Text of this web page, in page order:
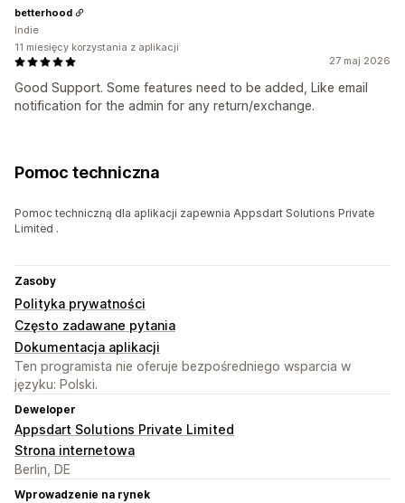
27 maj 2026
Good Support. Some features need to be added, Like email
notification for the admin for any return/exchange.
betterhood
Indie
11 miesięcy korzystania z aplikacji
Pomoc techniczna
Pomoc techniczną dla aplikacji zapewnia Appsdart Solutions Private
Limited .
Zasoby
Polityka prywatności
Często zadawane pytania
Dokumentacja aplikacji
Ten programista nie oferuje bezpośredniego wsparcia w
języku: Polski.
Deweloper
Appsdart Solutions Private Limited
Strona internetowa
Berlin, DE
Wprowadzenie na rynek